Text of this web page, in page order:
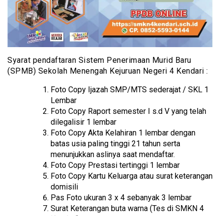
Syarat pendaftaran Sistem Penerimaan Murid Baru
(SPMB) Sekolah Menengah Kejuruan Negeri 4 Kendari :
Foto Copy Ijazah SMP/MTS sederajat / SKL 1
Lembar
Foto Copy Raport semester I s.d V yang telah
dilegalisir 1 lembar
Foto Copy Akta Kelahiran 1 lembar dengan
batas usia paling tinggi 21 tahun serta
menunjukkan aslinya saat mendaftar.
Foto Copy Prestasi tertinggi 1 lembar
Foto Copy Kartu Keluarga atau surat keterangan
domisili
Pas Foto ukuran 3 x 4 sebanyak 3 lembar
Surat Keterangan buta warna (Tes di SMKN 4